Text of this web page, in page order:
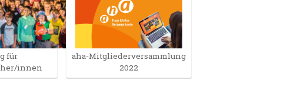
für
innen
aha-Mitgliederversammlung
2022